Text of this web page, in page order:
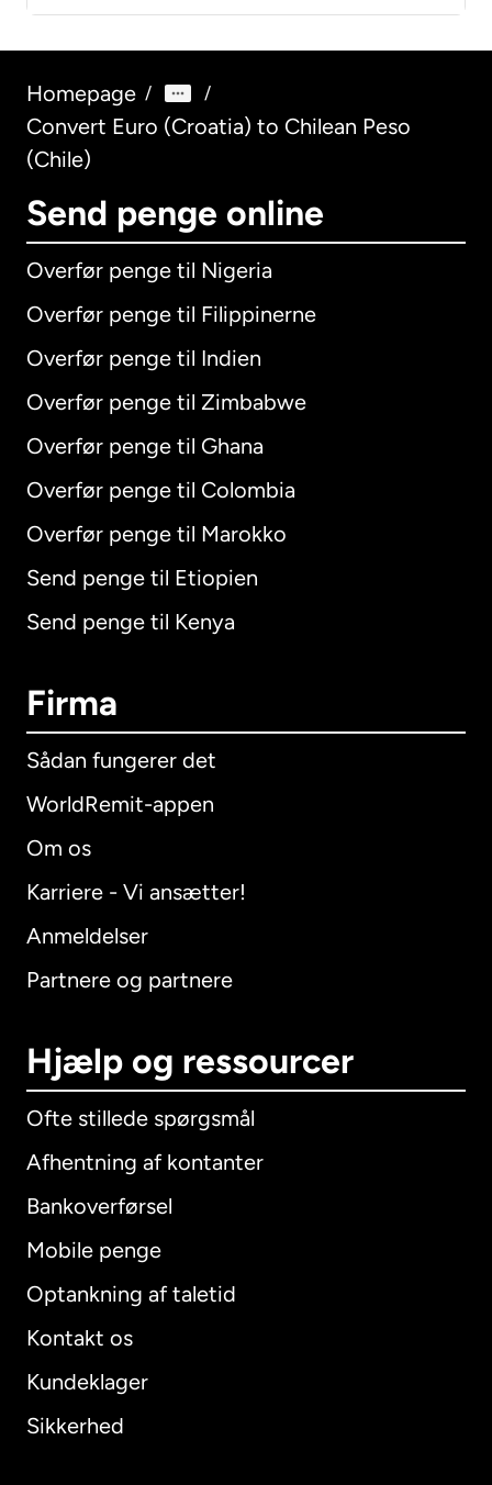
Homepage / /
Convert Euro (Croatia) to Chilean Peso
(Chile)
Send penge online
Overfør penge til Nigeria
Overfør penge til Filippinerne
Overfør penge til Indien
Overfør penge til Zimbabwe
Overfør penge til Ghana
Overfør penge til Colombia
Overfør penge til Marokko
Send penge til Etiopien
Send penge til Kenya
Firma
Sådan fungerer det
WorldRemit-appen
Om os
Karriere - Vi ansætter!
Anmeldelser
Partnere og partnere
Hjælp og ressourcer
Ofte stillede spørgsmål
Afhentning af kontanter
Bankoverførsel
Mobile penge
Optankning af taletid
Kontakt os
Kundeklager
Sikkerhed